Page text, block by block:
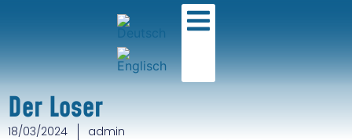
Der Loser
18/03/2024 admin